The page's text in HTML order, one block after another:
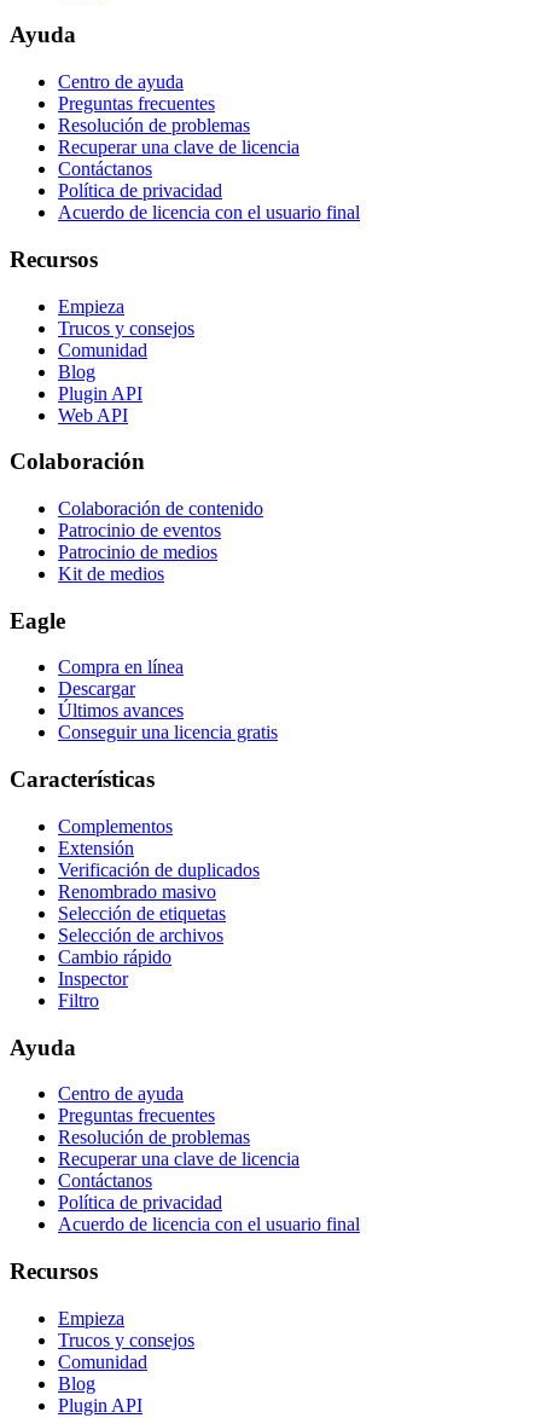
Ayuda
Centro de ayuda
Preguntas frecuentes
Resolución de problemas
Recuperar una clave de licencia
Contáctanos
Política de privacidad
Acuerdo de licencia con el usuario final
Recursos
Empieza
Trucos y consejos
Comunidad
Blog
Plugin API
Web API
Colaboración
Colaboración de contenido
Patrocinio de eventos
Patrocinio de medios
Kit de medios
Eagle
Compra en línea
Descargar
Últimos avances
Conseguir una licencia gratis
Características
Complementos
Extensión
Verificación de duplicados
Renombrado masivo
Selección de etiquetas
Selección de archivos
Cambio rápido
Inspector
Filtro
Ayuda
Centro de ayuda
Preguntas frecuentes
Resolución de problemas
Recuperar una clave de licencia
Contáctanos
Política de privacidad
Acuerdo de licencia con el usuario final
Recursos
Empieza
Trucos y consejos
Comunidad
Blog
Plugin API